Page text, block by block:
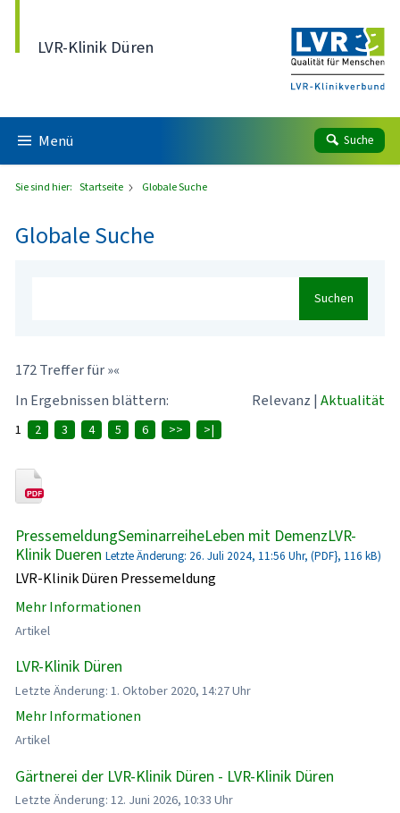
LVR-Klinik Düren
Menü Suche
Sie sind hier: Startseite Globale Suche
Globale Suche
Suchen
172 Treffer für »«
In Ergebnissen blättern:
Relevanz | Aktualität
1 2 3 4 5 6 >> >|
PressemeldungSeminarreiheLeben mit DemenzLVR-
Klinik Dueren Letzte Änderung: 26. Juli 2024, 11:56 Uhr, (PDF}, 116 kB)
LVR-Klinik Düren Pressemeldung
Mehr Informationen
Artikel
LVR-Klinik Düren
Letzte Änderung: 1. Oktober 2020, 14:27 Uhr
Mehr Informationen
Artikel
Gärtnerei der LVR-Klinik Düren - LVR-Klinik Düren
Letzte Änderung: 12. Juni 2026, 10:33 Uhr